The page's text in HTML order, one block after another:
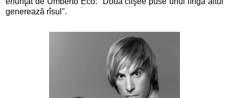
generează rîsul".